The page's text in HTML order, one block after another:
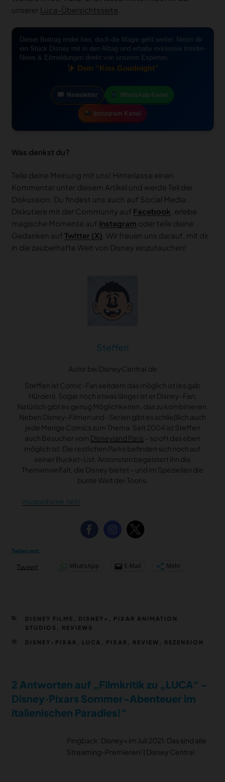
unserer
Luca-Übersichtsseite
Dieser Beitrag endet hier, doch die Magie geht weiter. Nimm dir
ein Stück Disney mit in den Alltag und erhalte exklusive Insider-
News & Eilmeldungen direkt von unseren Experten.
Dein “Kiss Goodnight”
Newsletter WhatsApp Kanal
Instagram Kanal
Was denkst du?
Teile deine Meinung mit uns! Hinterlasse einen
Kommentar unter diesem Artikel und werde Teil der
Diskussion. Du findest uns auch auf Social Media:
Diskutiere mit der Community auf Facebook , erlebe
magische Momente auf Instagram oder teile deine
Gedanken auf Twitter (X) . Wir freuen uns darauf, mit dir
in die zauberhafte Welt von Disney einzutauchen!
Steffen
Autor bei DisneyCentral.de
Steffen ist Comic-Fan seitdem das möglich ist (es gab
Hürden). Sogar noch etwas länger ist er Disney-Fan.
Natürlich gibt es genug Möglichkeiten, das zu kombinieren.
Neben Disney-Filmen und -Serien gibt es schließlich auch
jede Menge Comics zum Thema. Seit 2004 ist Steffen
auch Besucher vom Disneyland Paris – so oft das eben
möglich ist. Die restlichen Parks befinden sich noch auf
seiner Bucket-List. Ansonsten begeistert ihn die
Themenvielfalt, die Disney bietet – und im Speziellen die
bunte Welt der Toons.
mygoofyme.net/
Teilen mit:
Tweet WhatsApp E-Mail Mehr
KATEGORIEN
DISNEY FILME DISNEY+
PIXAR ANIMATION
STUDIOS
REVIEWS
SCHLAGWÖRTER
DISNEY-PIXAR LUCA PIXAR REVIEW REZENSION
2 Antworten auf „Filmkritik zu „LUCA“ –
Disney·Pixars Sommer-Abenteuer im
italienischen Paradies!“
Pingback: Disney+ im Juli 2021: Das sind alle
Streaming-Premieren! | Disney Central